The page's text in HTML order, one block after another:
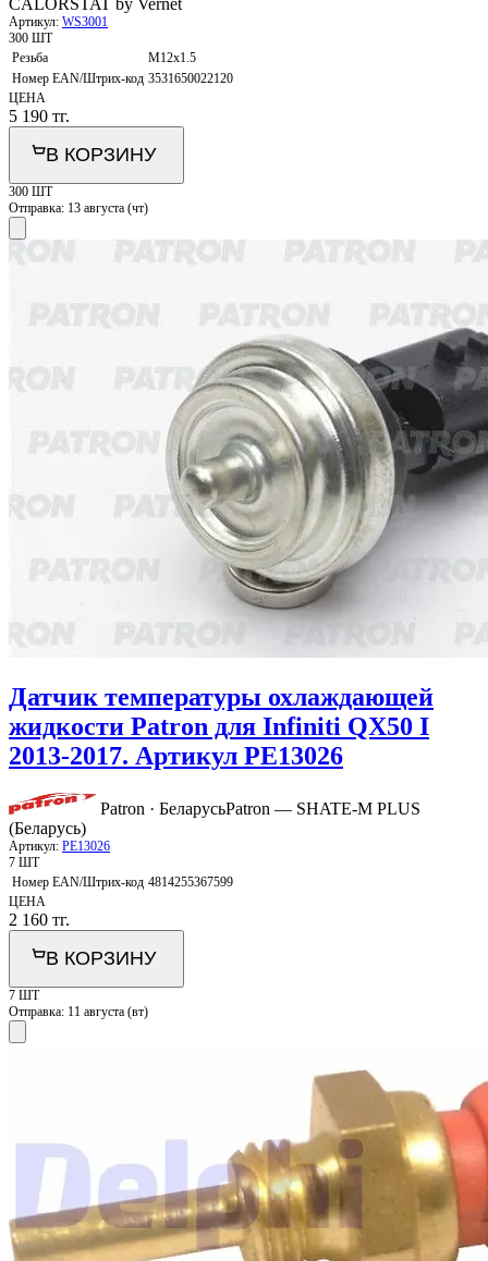
Артикул: WS3001
300 ШТ
Резьба
M12x1.5
Номер EAN/Штрих-код 3531650022120
ЦЕНА
5 190 тг.
В КОРЗИНУ
300 ШТ
Отправка: 13 августа (чт)
Датчик температуры охлаждающей
жидкости Patron для Infiniti QX50 I
2013-2017. Артикул PE13026
Patron · БеларусьPatron — SHATE-M PLUS
(Беларусь)
Артикул: PE13026
7 ШТ
Номер EAN/Штрих-код 4814255367599
ЦЕНА
2 160 тг.
В КОРЗИНУ
7 ШТ
Отправка: 11 августа (вт)